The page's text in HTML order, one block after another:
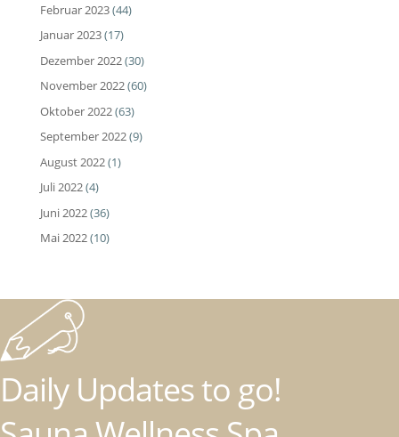
Februar 2023(44)
Januar 2023(17)
Dezember 2022(30)
November 2022(60)
Oktober 2022(63)
September 2022(9)
August 2022(1)
Juli 2022(4)
Juni 2022(36)
Mai 2022(10)
Daily Updates to go!